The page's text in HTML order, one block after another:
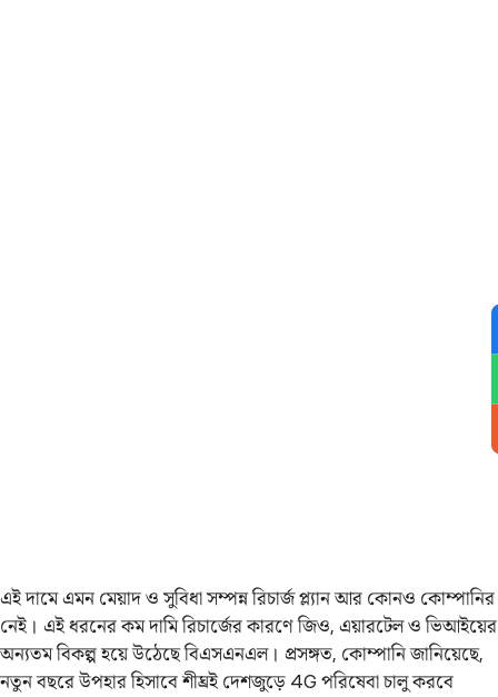
এই দামে এমন মেয়াদ ও সুবিধা সম্পন্ন রিচার্জ প্ল্যান আর কোনও কোম্পানির
নেই। এই ধরনের কম দামি রিচার্জের কারণে জিও, এয়ারটেল ও ভিআইয়ের
অন্যতম বিকল্প হয়ে উঠেছে বিএসএনএল। প্রসঙ্গত, কোম্পানি জানিয়েছে,
নতুন বছরে উপহার হিসাবে শীঘ্রই দেশজুড়ে 4G পরিষেবা চালু করবে